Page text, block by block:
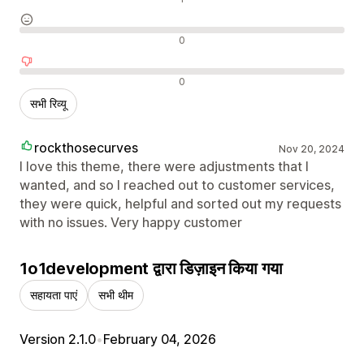
न्यूट्रल रिव्यू 0
नकारात्मक रिव्यू 0
सभी रिव्यू
rockthosecurves Nov 20, 2024
I love this theme, there were adjustments that I
wanted, and so I reached out to customer services,
they were quick, helpful and sorted out my requests
with no issues. Very happy customer
1o1development द्वारा डिज़ाइन किया गया
सहायता पाएं सभी थीम
Version 2.1.0•February 04, 2026